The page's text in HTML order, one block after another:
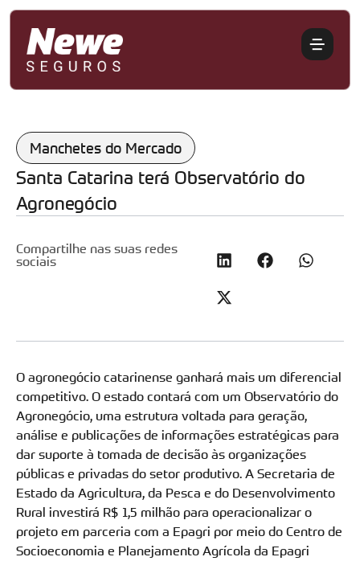
Manchetes do Mercado
Santa Catarina terá Observatório do
Agronegócio
Compartilhe nas suas redes
sociais
O agronegócio catarinense ganhará mais um diferencial
competitivo. O estado contará com um Observatório do
Agronegócio, uma estrutura voltada para geração,
análise e publicações de informações estratégicas para
dar suporte à tomada de decisão às organizações
públicas e privadas do setor produtivo. A Secretaria de
Estado da Agricultura, da Pesca e do Desenvolvimento
Rural investirá R$ 1,5 milhão para operacionalizar o
projeto em parceria com a Epagri por meio do Centro de
Socioeconomia e Planejamento Agrícola da Epagri